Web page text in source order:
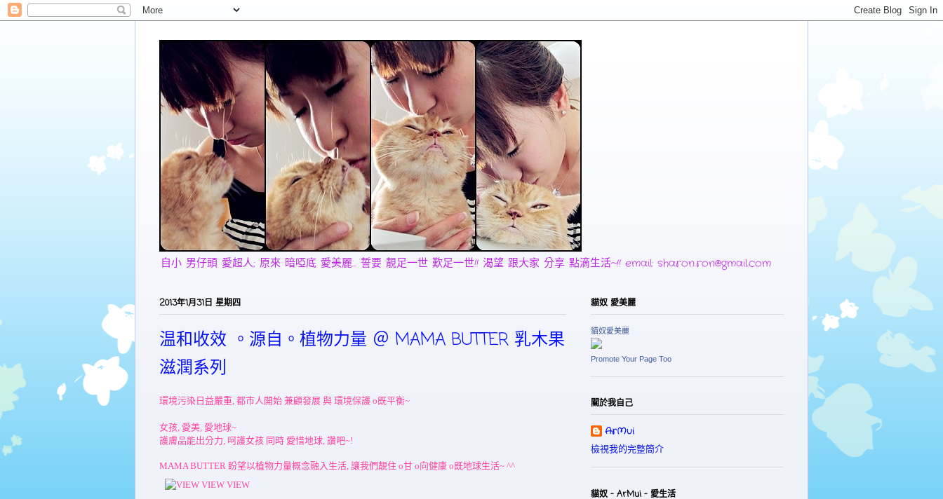
自小 男仔頭 愛超人; 原來 暗啞底 愛美麗... 誓要 靚足一世 歎足一世!! 渴望 跟大家 分享 點滴生活~!! email: sharon.ron@gmail.com
2013年1月31日 星期四
温和收效 。源自。植物力量 ＠ MAMA BUTTER 乳木果
滋潤系列
環境污染日益嚴重, 都巿人開始 兼顧發展 與 環境保護 o既平衡~
女孩, 愛美, 愛地球~
護膚品能出分力, 呵護女孩 同時 愛惜地球, 讚吧~!
MAMA BUTTER 盼望以植物力量概念融入生活, 讓我們靚住 o甘 o向健康 o既地球生活~ ^^
貓奴 愛美麗
貓奴愛美麗
Promote Your Page Too
關於我自己
ArMui
檢視我的完整簡介
貓奴 - ArMui - 愛生活